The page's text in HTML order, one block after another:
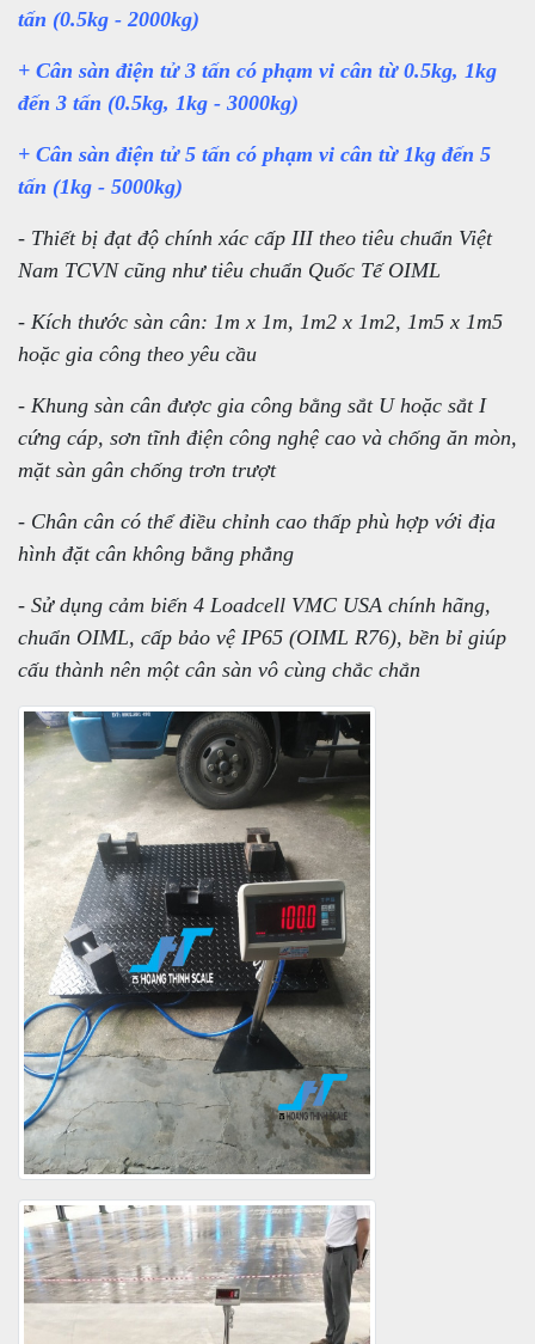
tấn (0.5kg - 2000kg)
+ Cân sàn điện tử 3 tấn có phạm vi cân từ 0.5kg, 1kg
đến 3 tấn (0.5kg, 1kg - 3000kg)
+ Cân sàn điện tử 5 tấn có phạm vi cân từ 1kg đến 5
tấn (1kg - 5000kg)
- Thiết bị đạt độ chính xác cấp III theo tiêu chuẩn Việt
Nam TCVN cũng như tiêu chuẩn Quốc Tế OIML
- Kích thước sàn cân: 1m x 1m, 1m2 x 1m2, 1m5 x 1m5
hoặc gia công theo yêu cầu
- Khung sàn cân được gia công bằng sắt U hoặc sắt I
cứng cáp, sơn tĩnh điện công nghệ cao và chống ăn mòn,
mặt sàn gân chống trơn trượt
- Chân cân có thể điều chỉnh cao thấp phù hợp với địa
hình đặt cân không bằng phẳng
- Sử dụng cảm biến 4 Loadcell VMC USA chính hãng,
chuẩn OIML, cấp bảo vệ IP65 (OIML R76), bền bỉ giúp
cấu thành nên một cân sàn vô cùng chắc chắn